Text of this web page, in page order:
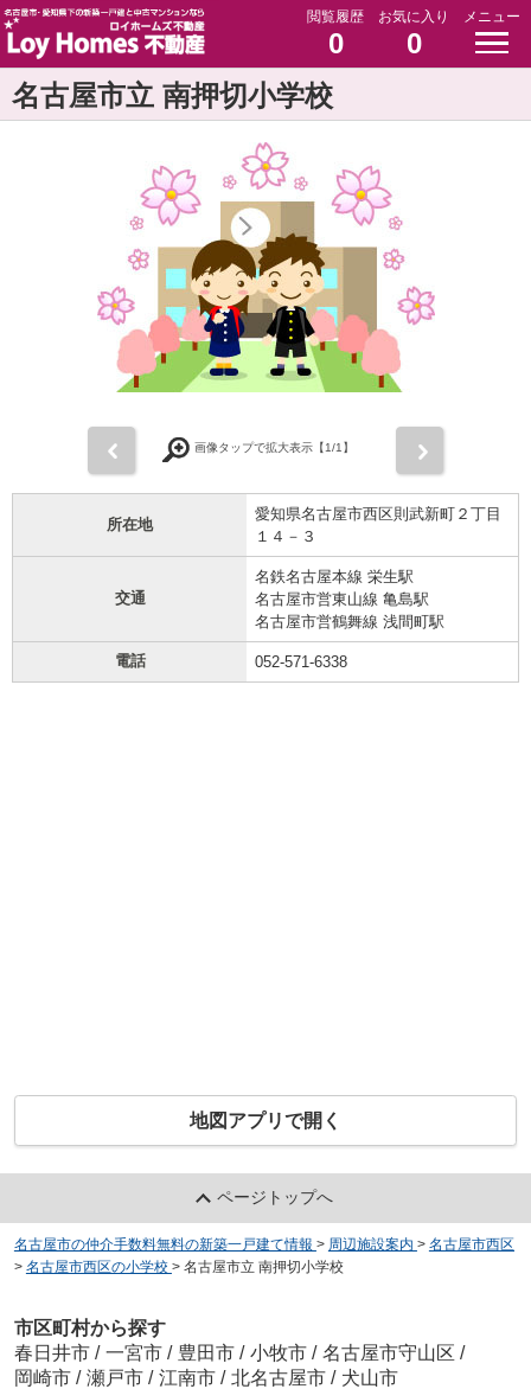
閲覧履歴
0
お気に入り
0
メニュー
名古屋市立 南押切小学校
画像タップで拡大表示【1/1】
所在地
愛知県名古屋市西区則武新町２丁目
１４－３
交通
名鉄名古屋本線 栄生駅
名古屋市営東山線 亀島駅
名古屋市営鶴舞線 浅間町駅
電話 052-571-6338
地図アプリで開く
ページトップへ
名古屋市の仲介手数料無料の新築一戸建て情報 > 周辺施設案内 > 名古屋市西区
> 名古屋市西区の小学校 > 名古屋市立 南押切小学校
市区町村から探す
春日井市 / 一宮市 / 豊田市 / 小牧市 / 名古屋市守山区 /
岡崎市 / 瀬戸市 / 江南市 / 北名古屋市 / 犬山市